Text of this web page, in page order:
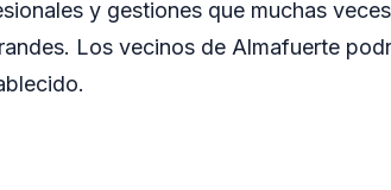
y gestiones que muchas
Los vecinos de Almafuerte